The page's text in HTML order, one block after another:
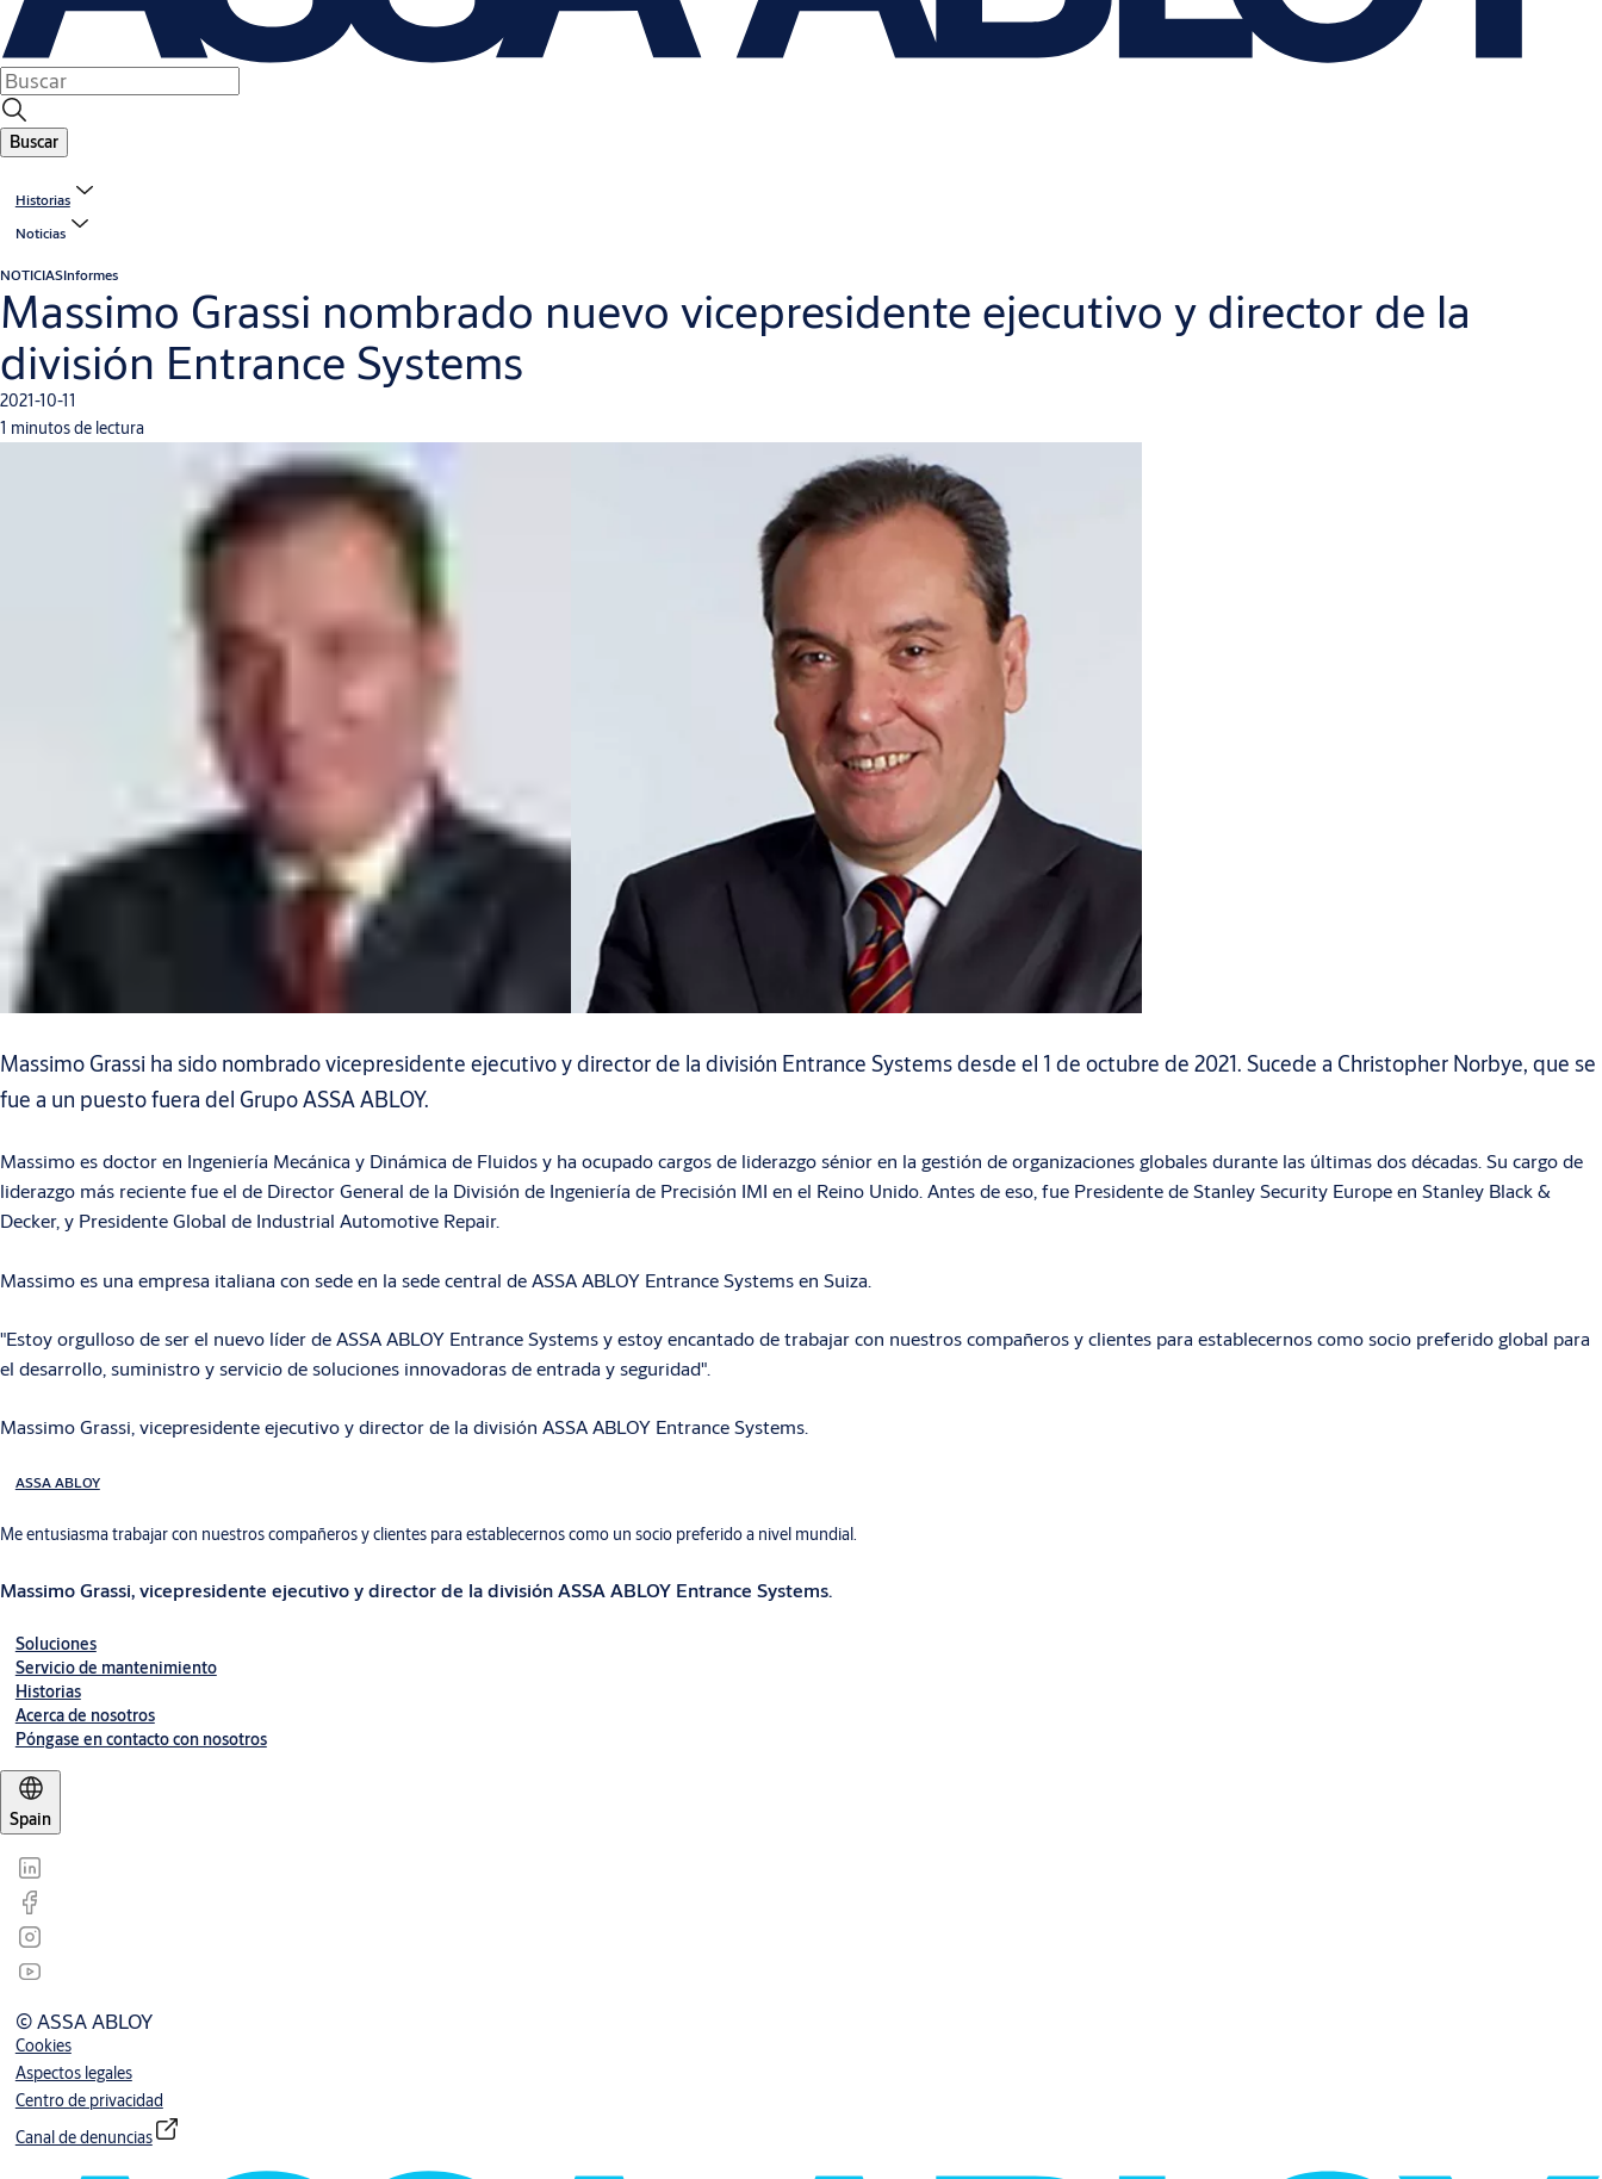
Buscar
Historias
Noticias
NOTICIASInformes
Massimo Grassi nombrado nuevo vicepresidente ejecutivo y director de la
división Entrance Systems
2021-10-11
1 minutos de lectura
Massimo Grassi ha sido nombrado vicepresidente ejecutivo y director de la división Entrance Systems desde el 1 de octubre de 2021. Sucede a Christopher Norbye, que se
fue a un puesto fuera del Grupo ASSA ABLOY.
Massimo es doctor en Ingeniería Mecánica y Dinámica de Fluidos y ha ocupado cargos de liderazgo sénior en la gestión de organizaciones globales durante las últimas dos décadas. Su cargo de
liderazgo más reciente fue el de Director General de la División de Ingeniería de Precisión IMI en el Reino Unido. Antes de eso, fue Presidente de Stanley Security Europe en Stanley Black &
Decker, y Presidente Global de Industrial Automotive Repair.
Massimo es una empresa italiana con sede en la sede central de ASSA ABLOY Entrance Systems en Suiza.
"Estoy orgulloso de ser el nuevo líder de ASSA ABLOY Entrance Systems y estoy encantado de trabajar con nuestros compañeros y clientes para establecernos como socio preferido global para
el desarrollo, suministro y servicio de soluciones innovadoras de entrada y seguridad".
Massimo Grassi, vicepresidente ejecutivo y director de la división ASSA ABLOY Entrance Systems.
ASSA ABLOY
Me entusiasma trabajar con nuestros compañeros y clientes para establecernos como un socio preferido a nivel mundial.
Massimo Grassi, vicepresidente ejecutivo y director de la división ASSA ABLOY Entrance Systems.
Soluciones
Servicio de mantenimiento
Historias
Acerca de nosotros
Póngase en contacto con nosotros
Spain
© ASSA ABLOY
Cookies
Aspectos legales
Centro de privacidad
Canal de denuncias